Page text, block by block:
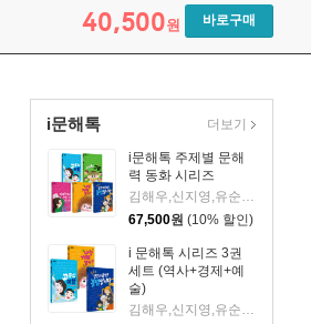
40,500원 바로구매
i문해톡
i문해톡 주제별 문해
력 동화 시리즈
김해우,신지영,유순희,이분희,황선미 글/김이조,김현영,다나,심윤정,이로우 그림
67,500원 (10% 할인)
i 문해톡 시리즈 3권
세트 (역사+경제+예
술)
김해우,신지영,유순희,이분희 글/김이조,다나,심윤정,이로우 그림
더보기